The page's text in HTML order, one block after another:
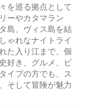
を巡る拠点として
ーやカタマラン
島、ヴィス島を結
ゃれなナイトライ
た入り江まで、個
好き、グルメ、ビ
イプの方でも、ス
そして冒険が魅力